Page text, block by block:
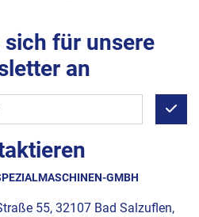
GMBH
55, 32107 Bad Salzuflen,
sich für unsere
an